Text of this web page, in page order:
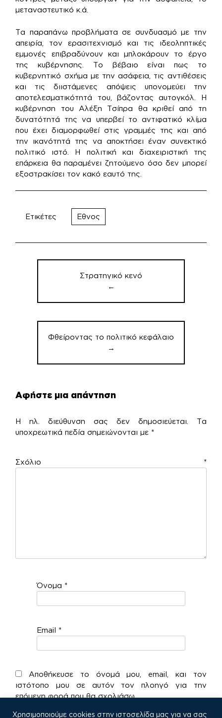
μεταναστευτικό κ.ά.
Τα παραπάνω προβλήματα σε συνδυασμό με την
απειρία, τον ερασιτεχνισμό και τις ιδεοληπτικές
εμμονές επιβραδύνουν και μπλοκάρουν το έργο
της κυβέρνησης. Το βέβαιο είναι πως το
κυβερνητικό σχήμα με την ασάφεια, τις αντιθέσεις
και τις διιστάμενες απόψεις υπονομεύει την
αποτελεσματικότητά του, βάζοντας αυτογκόλ. Η
κυβέρνηση του Αλέξη Τσίπρα θα κριθεί από τη
δυνατότητά της να υπερβεί το αντιφατικό κλίμα
που έχει διαμορφωθεί στις γραμμές της και από
την ικανότητά της να αποκτήσει έναν συνεκτικό
πολιτικό ιστό. Η πολιτική και διαχειριστική της
επάρκεια θα παραμένει ζητούμενο όσο δεν μπορεί
εξοστρακίσει τον κακό εαυτό της.
Ετικέτες Εθνος
Πλοήγηση
Στρατηγικό κενό
←
Φθείροντας το πολιτικό κεφάλαιο
→
Αφήστε μια απάντηση
Η ηλ. διεύθυνση σας δεν δημοσιεύεται.
Τα
υποχρεωτικά πεδία σημειώνονται με *
Σχόλιο *
Όνομα *
Email *
Αποθήκευσε το όνομά μου, email, και τον
ιστότοπο μου σε αυτόν τον πλοηγό για την
επόμενη φορά που θα σχολιάσω.
Χρησιμοποιούμε cookies στην ιστοσελίδα μας για να σας